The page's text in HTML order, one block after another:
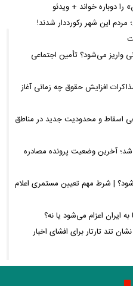
مردم این شهر رکورددار شدند!
واریز می‌شود؟ تأمین اجتماعی
افزایش حقوق چه زمانی آغاز
اسقاط و محدودیت جدید در مناطق
شد؛ آخرین وضعیت پرونده مصادره
| شرط مهم تعیین مستمری اعلام
ایران اعزام می‌شود یا نه؟
تارتار برای افشای اخبار
داد؛ تصمیم با ترامپ است + عکس
قیمت مرغ چیست؟